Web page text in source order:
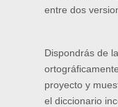
entre dos
Dispondrás de
proyecto y
el diccionario